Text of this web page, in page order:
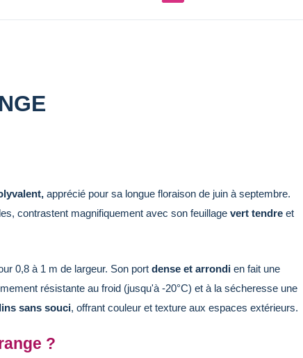
apprécié pour sa longue floraison de juin à septembre.
contrastent magnifiquement avec son feuillage vert tendre et
0,8 à 1 m de largeur. Son port dense et arrondi en fait une
résistante au froid (jusqu'à -20°C) et à la sécheresse une
sans souci, offrant couleur et texture aux espaces extérieurs.
?